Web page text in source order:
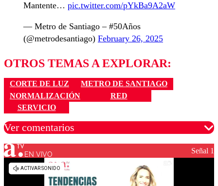
Mantente… pic.twitter.com/pYkBa9A2aW
— Metro de Santiago – #50Años
(@metrodesantiago) February 26, 2025
OTROS TEMAS A EXPLORAR:
CORTE DE LUZ
METRO DE SANTIAGO
NORMALIZACIÓN
RED
SERVICIO
Ver comentarios
Los comentarios son moderados para garantizar un
diálogo respetuoso.
EN VIVO Señal 1